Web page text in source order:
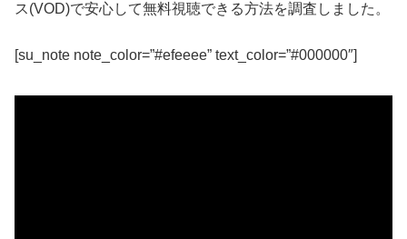
ス(VOD)で安心して無料視聴できる方法を調査しました。
[su_note note_color=”#efeeee” text_color=”#000000″]